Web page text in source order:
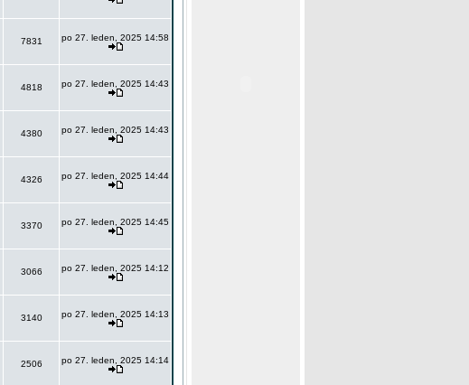
7831 po 27. leden, 2025 14:58
4818 po 27. leden, 2025 14:43
4380 po 27. leden, 2025 14:43
4326 po 27. leden, 2025 14:44
3370 po 27. leden, 2025 14:45
3066 po 27. leden, 2025 14:12
3140 po 27. leden, 2025 14:13
2506 po 27. leden, 2025 14:14